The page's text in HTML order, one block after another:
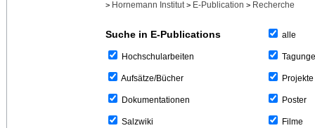
> Hornemann Institut > E-Publication > Recherche
Suche in E-Publications
Hochschularbeiten
Aufsätze/Bücher
Dokumentationen
Salzwiki
alle
Projekte
Poster
Filme